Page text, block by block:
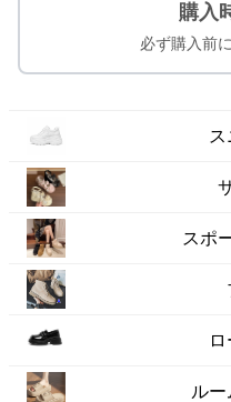
購入
必ず購入前
スポ
ル